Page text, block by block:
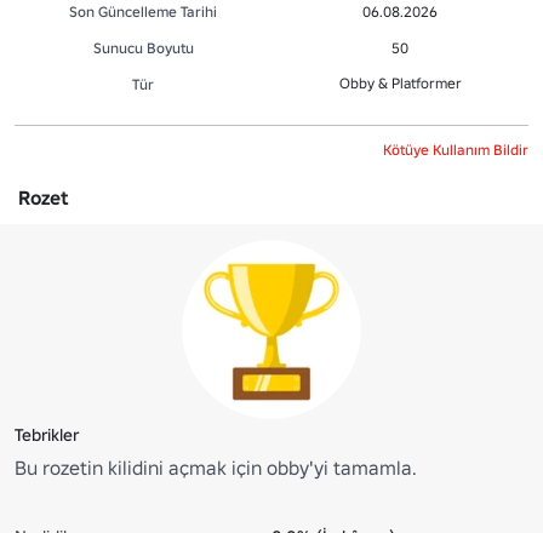
Son Güncelleme Tarihi
06.08.2026
Sunucu Boyutu
50
Tür
Obby & Platformer
Kötüye Kullanım Bildir
Rozet
Tebrikler
Bu rozetin kilidini açmak için obby'yi tamamla.